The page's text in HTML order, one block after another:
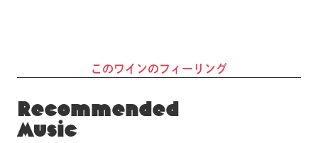
このワインのフィーリング
Recommended
Music